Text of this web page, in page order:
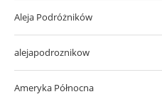
Aleja Podróżników
alejapodroznikow
Ameryka Północna